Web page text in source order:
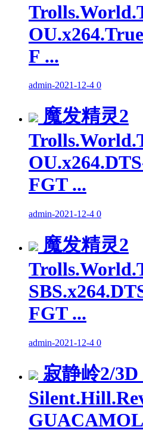
F ...
admin-2021-12-4 0
魔发精灵2
FGT ...
admin-2021-12-4 0
魔发精灵2
FGT ...
admin-2021-12-4 0
寂静岭2/